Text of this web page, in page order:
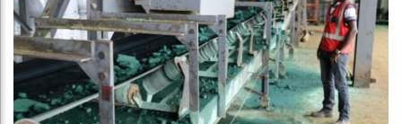
Bénin :